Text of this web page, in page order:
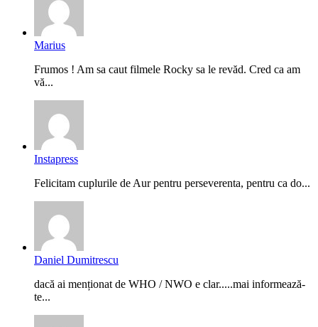
Marius
Frumos ! Am sa caut filmele Rocky sa le revăd. Cred ca am
vă...
Instapress
Felicitam cuplurile de Aur pentru perseverenta, pentru ca do...
Daniel Dumitrescu
dacă ai menționat de WHO / NWO e clar.....mai informează-
te...